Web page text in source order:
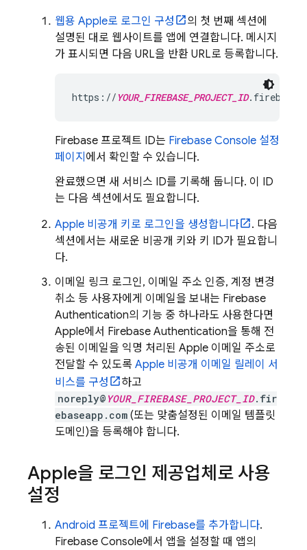
웹용 Apple로 로그인 구성
의 첫 번째 섹션에
설명된 대로 웹사이트를 앱에 연결합니다. 메시지
가 표시되면 다음 URL을 반환 URL로 등록합니다.
https:// YOUR_FIREBASE_PROJECT_ID
Firebase 프로젝트 ID는 Firebase Console 설정
페이지 에서 확인할 수 있습니다.
완료했으면 새 서비스 ID를 기록해 둡니다. 이 ID
는 다음 섹션에서도 필요합니다.
Apple 비공개 키로 로그인을 생성합니다
. 다음
섹션에서는 새로운 비공개 키와 키 ID가 필요합니
다.
이메일 링크 로그인, 이메일 주소 인증, 계정 변경
취소 등 사용자에게 이메일을 보내는 Firebase
Authentication의 기능 중 하나라도 사용한다면
Apple에서 Firebase Authentication을 통해 전
송된 이메일을 익명 처리된 Apple 이메일 주소로
전달할 수 있도록 Apple 비공개 이메일 릴레이 서
비스를 구성
하고
noreply@ YOUR_FIREBASE_PROJECT_ID.fir
ebaseapp.com (또는 맞춤설정된 이메일 템플릿
도메인)을 등록해야 합니다.
Apple을 로그인 제공업체로 사용
설정
Android 프로젝트에 Firebase를 추가합니다.
Firebase Console에서 앱을 설정할 때 앱의